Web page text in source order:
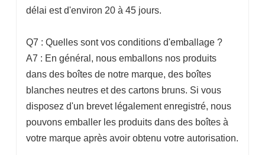
délai est d'environ 20 à 45 jours.
Q7 : Quelles sont vos conditions d'emballage ?
A7 : En général, nous emballons nos produits
dans des boîtes de notre marque, des boîtes
blanches neutres et des cartons bruns. Si vous
disposez d'un brevet légalement enregistré, nous
pouvons emballer les produits dans des boîtes à
votre marque après avoir obtenu votre autorisation.